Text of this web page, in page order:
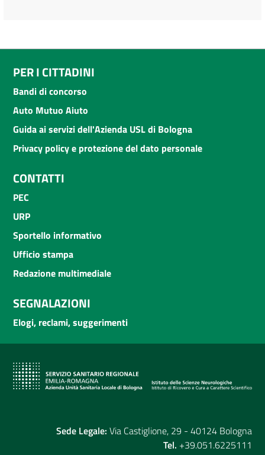
PER I CITTADINI
Bandi di concorso
Auto Mutuo Aiuto
Guida ai servizi dell'Azienda USL di Bologna
Privacy policy e protezione del dato personale
CONTATTI
PEC
URP
Sportello informativo
Ufficio stampa
Redazione multimediale
SEGNALAZIONI
Elogi, reclami, suggerimenti
Sede Legale: Via Castiglione, 29 - 40124 Bologna
Tel. +39.051.6225111